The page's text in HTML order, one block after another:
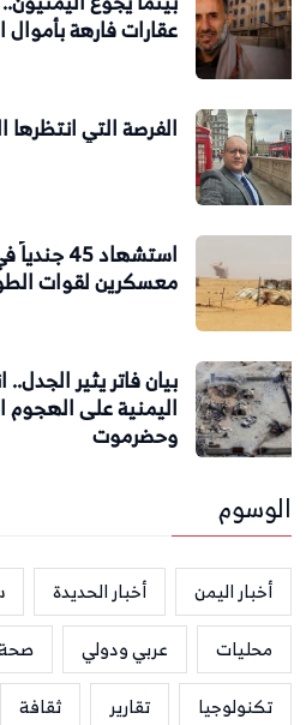
عقارات فارهة بأموال
الفرصة التي انتظرها
استشهاد
معسكرين لقوات
بيان فاتر يثير الجدل..
اليمنية على
وحضرموت
الوسوم
أخبار اليمن أخبار الحديدة
محليات
عربي ودولي
تكنولوجيا
تقارير ثقافة